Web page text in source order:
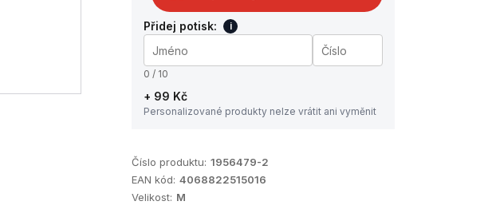
Přidej potisk: i
0 / 10
+ 99 Kč
Personalizované produkty nelze vrátit ani vyměnit
Číslo produktu: 1956479-2
EAN kód: 4068822515016
Velikost: M